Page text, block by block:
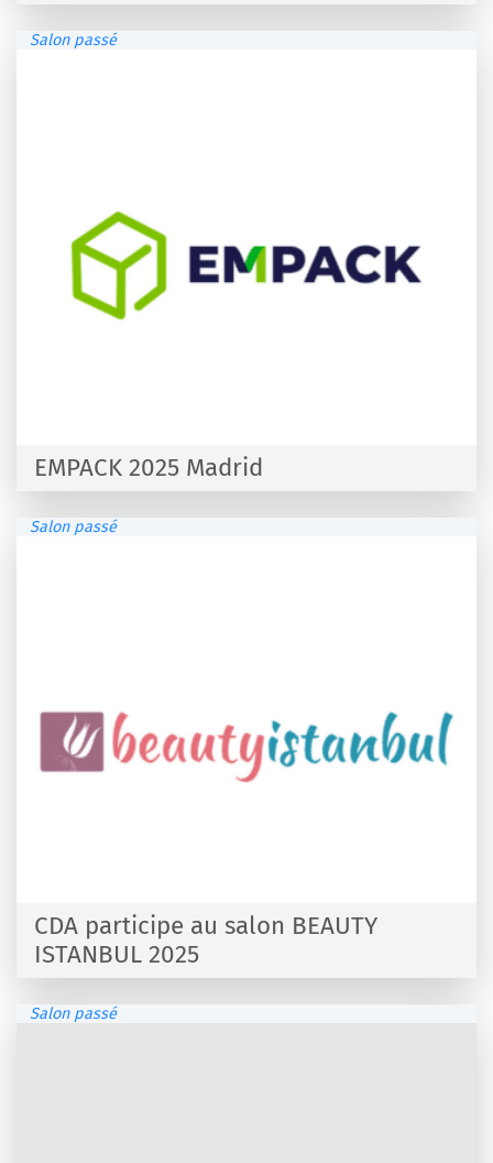
Salon passé
EMPACK 2025 Madrid
Salon passé
CDA participe au salon BEAUTY
ISTANBUL 2025
Salon passé